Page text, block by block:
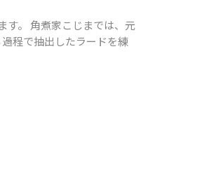
す。 角煮家こじまでは、元
程で抽出したラードを練